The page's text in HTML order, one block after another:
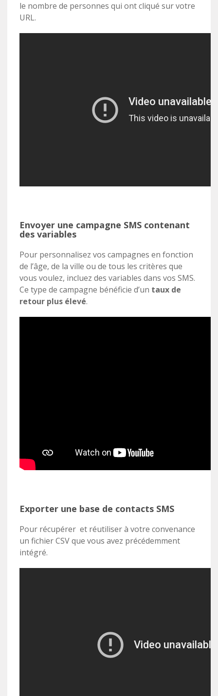
le nombre de personnes qui ont cliqué sur votre
URL.
Envoyer une campagne SMS contenant
des variables
Pour personnalisez vos campagnes en fonction
de l’âge, de la ville ou de tous les critères que
vous voulez, incluez des variables dans vos SMS.
Ce type de campagne bénéficie d’un taux de
retour plus élevé.
Exporter une base de contacts SMS
Pour récupérer et réutiliser à votre convenance
un fichier CSV que vous avez précédemment
intégré.